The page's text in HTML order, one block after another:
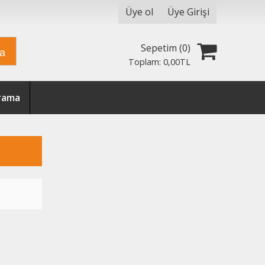
Üye ol Üye Girişi
Sepetim (0)
Toplam:0,00TL